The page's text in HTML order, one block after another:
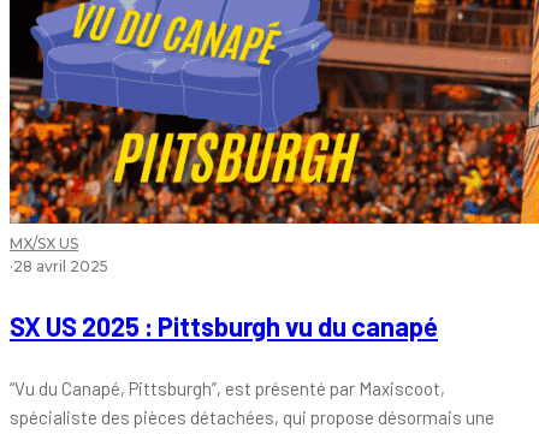
MX/SX US
·28 avril 2025
SX US 2025 : Pittsburgh vu du canapé
“Vu du Canapé, Pittsburgh”, est présenté par Maxiscoot,
spécialiste des pièces détachées, qui propose désormais une